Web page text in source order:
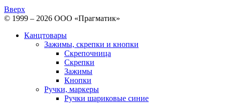
Вверх
© 1999 – 2026 ООО «Прагматик»
Канцтовары
Зажимы, скрепки и кнопки
Скрепочница
Скрепки
Зажимы
Кнопки
Ручки, маркеры
Ручки шариковые синие